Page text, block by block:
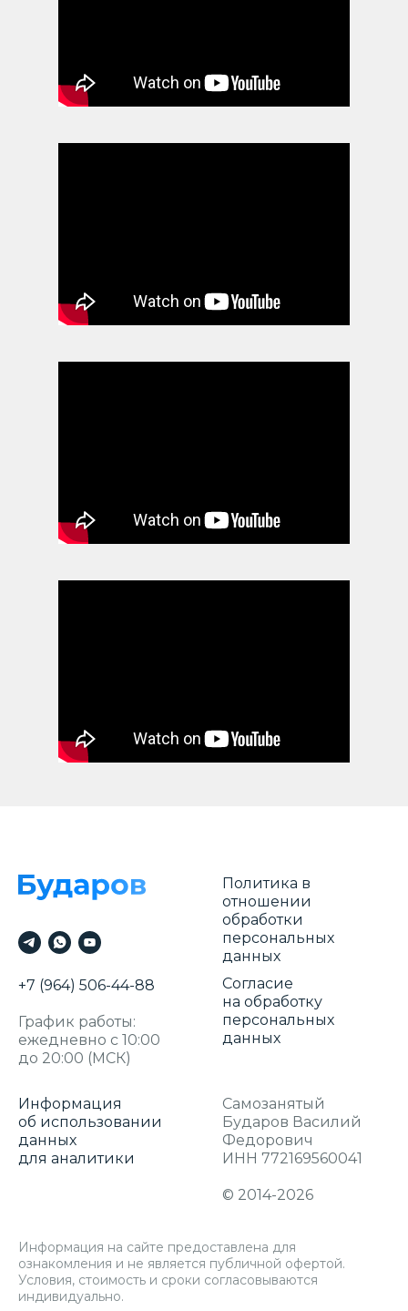
+7 (964) 506-44-88
График работы:
ежедневно с 10:00
до 20:00 (МСК)
Политика в
отношении
обработки
персональных
данных
Согласие
на обработку
персональных
данных
Информация
об использовании
данных
для аналитики
Самозанятый
Бударов Василий
Федорович
ИНН 772169560041
© 2014-2026
Информация на сайте предоставлена для
ознакомления и не является публичной офертой.
Условия, стоимость и сроки согласовываются
индивидуально.